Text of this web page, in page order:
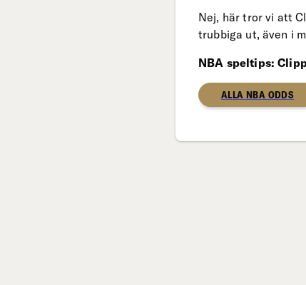
Nej, här tror vi att
trubbiga ut, även i
NBA speltips:
ALLA NBA ODDS